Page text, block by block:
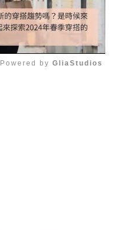
Powered by GliaStudios